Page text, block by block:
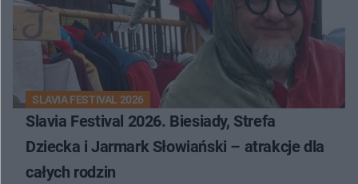
SLAVIA FESTIVAL 2026
Slavia Festival 2026. Biesiady, Strefa
Dziecka i Jarmark Słowiański – atrakcje dla
całych rodzin